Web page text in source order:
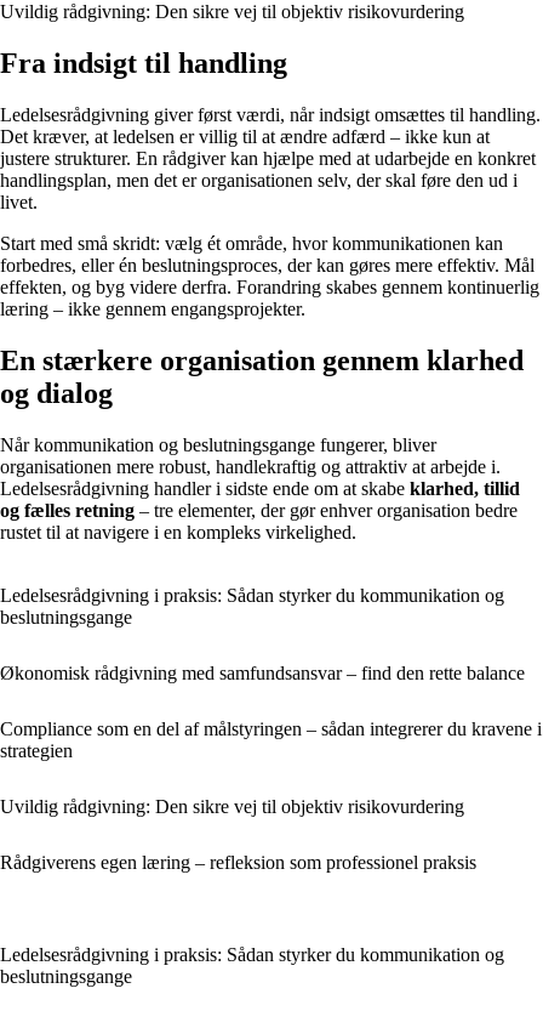
Uvildig rådgivning: Den sikre vej til objektiv risikovurdering
Fra indsigt til handling
Ledelsesrådgivning giver først værdi, når indsigt omsættes til handling.
Det kræver, at ledelsen er villig til at ændre adfærd – ikke kun at
justere strukturer. En rådgiver kan hjælpe med at udarbejde en konkret
handlingsplan, men det er organisationen selv, der skal føre den ud i
livet.
Start med små skridt: vælg ét område, hvor kommunikationen kan
forbedres, eller én beslutningsproces, der kan gøres mere effektiv. Mål
effekten, og byg videre derfra. Forandring skabes gennem kontinuerlig
læring – ikke gennem engangsprojekter.
En stærkere organisation gennem klarhed
og dialog
Når kommunikation og beslutningsgange fungerer, bliver
organisationen mere robust, handlekraftig og attraktiv at arbejde i.
Ledelsesrådgivning handler i sidste ende om at skabe klarhed, tillid
og fælles retning – tre elementer, der gør enhver organisation bedre
rustet til at navigere i en kompleks virkelighed.
Ledelsesrådgivning i praksis: Sådan styrker du kommunikation og
beslutningsgange
Økonomisk rådgivning med samfundsansvar – find den rette balance
Compliance som en del af målstyringen – sådan integrerer du kravene i
strategien
Uvildig rådgivning: Den sikre vej til objektiv risikovurdering
Rådgiverens egen læring – refleksion som professionel praksis
Ledelsesrådgivning i praksis: Sådan styrker du kommunikation og
beslutningsgange